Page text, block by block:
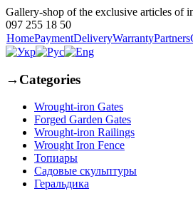
Gallery-shop of the exclusive articles of
097 255 18 50
HomePaymentDeliveryWarrantyPartners
→ Categories
Wrought-iron Gates
Forged Garden Gates
Wrought-iron Railings
Wrought Iron Fence
Топиары
Садовые скульптуры
Геральдика